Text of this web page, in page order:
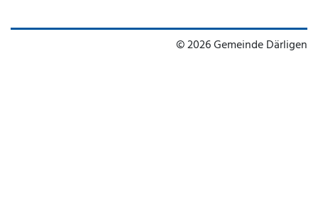
© 2026 Gemeinde Därligen